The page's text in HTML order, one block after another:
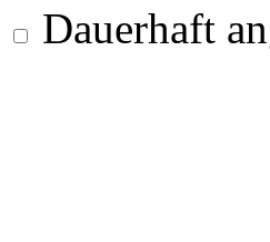
Dauerhaft